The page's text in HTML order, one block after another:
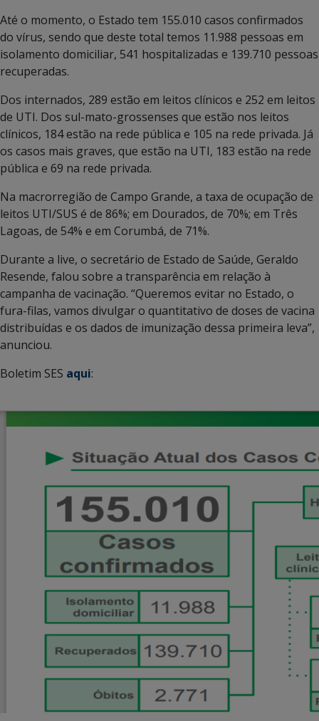
Até o momento, o Estado tem 155.010 casos confirmados
do vírus, sendo que deste total temos 11.988 pessoas em
isolamento domiciliar, 541 hospitalizadas e 139.710 pessoas
recuperadas.
Dos internados, 289 estão em leitos clínicos e 252 em leitos
de UTI. Dos sul-mato-grossenses que estão nos leitos
clínicos, 184 estão na rede pública e 105 na rede privada. Já
os casos mais graves, que estão na UTI, 183 estão na rede
pública e 69 na rede privada.
Na macrorregião de Campo Grande, a taxa de ocupação de
leitos UTI/SUS é de 86%; em Dourados, de 70%; em Três
Lagoas, de 54% e em Corumbá, de 71%.
Durante a live, o secretário de Estado de Saúde, Geraldo
Resende, falou sobre a transparência em relação à
campanha de vacinação. “Queremos evitar no Estado, o
fura-filas, vamos divulgar o quantitativo de doses de vacina
distribuídas e os dados de imunização dessa primeira leva”,
anunciou.
Boletim SES aqui: